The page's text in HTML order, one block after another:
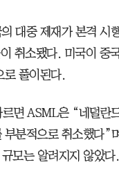
대중 제재가 본격 시
취소됐다. 미국이 중
로 풀이된다.
면 ASML은 “네덜란
분적으로 취소했다”
모는 알려지지 않았다.